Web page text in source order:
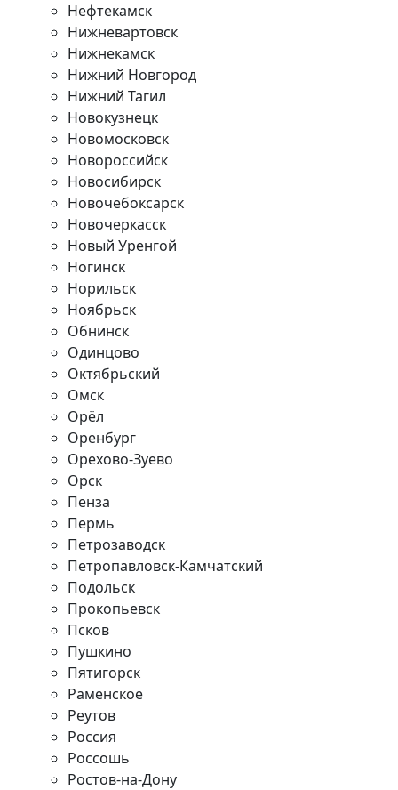
Нефтекамск
Нижневартовск
Нижнекамск
Нижний Новгород
Нижний Тагил
Новокузнецк
Новомосковск
Новороссийск
Новосибирск
Новочебоксарск
Новочеркасск
Новый Уренгой
Ногинск
Норильск
Ноябрьск
Обнинск
Одинцово
Октябрьский
Омск
Орёл
Оренбург
Орехово-Зуево
Орск
Пенза
Пермь
Петрозаводск
Петропавловск-Камчатский
Подольск
Прокопьевск
Псков
Пушкино
Пятигорск
Раменское
Реутов
Россия
Россошь
Ростов-на-Дону